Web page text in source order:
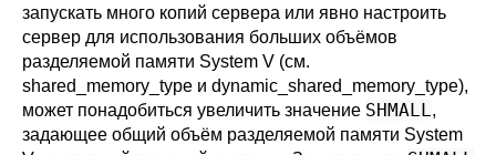
запускать много копий сервера или явно настроить
сервер для использования больших объёмов
разделяемой памяти System V (см.
shared_memory_type и dynamic_shared_memory_type),
может понадобиться увеличить значение SHMALL,
задающее общий объём разделяемой памяти System